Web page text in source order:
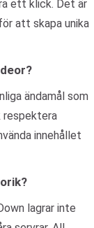
ett klick. Det är
att skapa unika
ändamål som
respektera
innehållet
lagrar inte